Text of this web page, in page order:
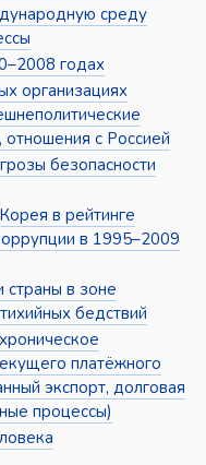
среду
годах
организациях
отношения с Россией
безопасности
в рейтинге
в 1995–2009
в зоне
бедствий
платёжного
экспорт, долговая
процессы)